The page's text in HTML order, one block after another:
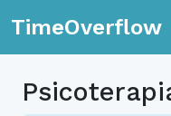
TimeOverflow